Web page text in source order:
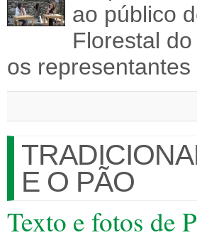
ao público
Florestal
os
E O PÃO
Texto e fotos de